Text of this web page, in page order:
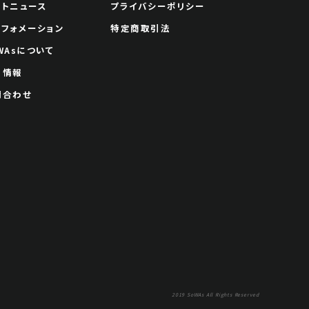
ニュース
ォメーション
について
報
わせ
プライバシーポリシー
特定商取引法
2019 SoWAs All Rights Reserved